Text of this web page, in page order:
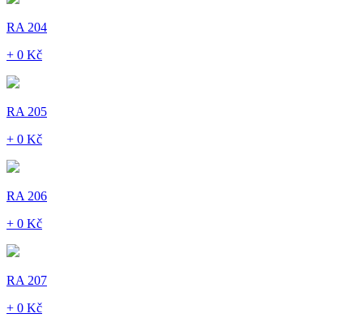
RA 204
+ 0 Kč
RA 205
+ 0 Kč
RA 206
+ 0 Kč
RA 207
+ 0 Kč